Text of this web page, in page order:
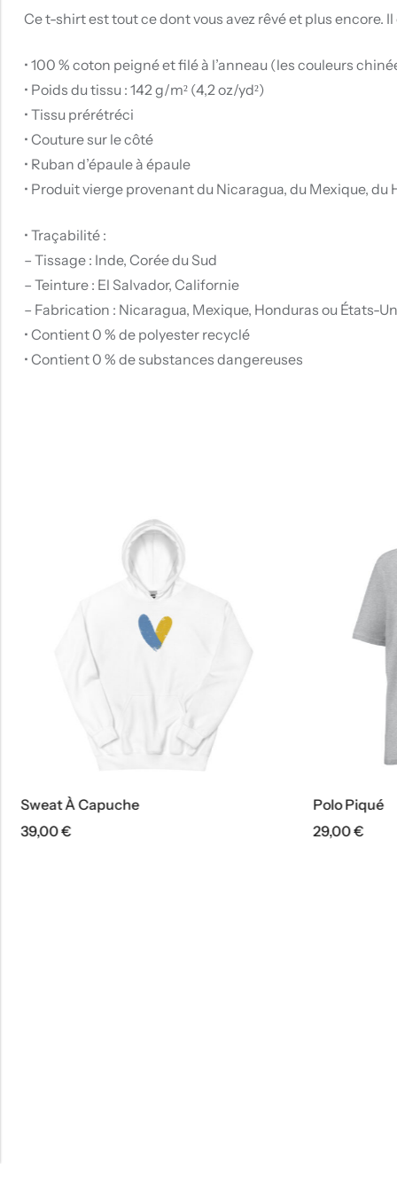
Ce t-shirt est tout ce dont vous avez rêvé et plus encore.
• 100 % coton peigné et filé à l’anneau (les couleurs
• Poids du tissu : 142 g/m² (4,2 oz/yd²)
• Tissu prérétréci
• Couture sur le côté
• Ruban d’épaule à épaule
• Produit vierge provenant du Nicaragua, du Mexique, du
• Traçabilité :
– Tissage : Inde, Corée du Sud
– Teinture : El Salvador, Californie
– Fabrication : Nicaragua, Mexique, Honduras ou États-
• Contient 0 % de polyester recyclé
• Contient 0 % de substances dangereuses
Polo Piqué